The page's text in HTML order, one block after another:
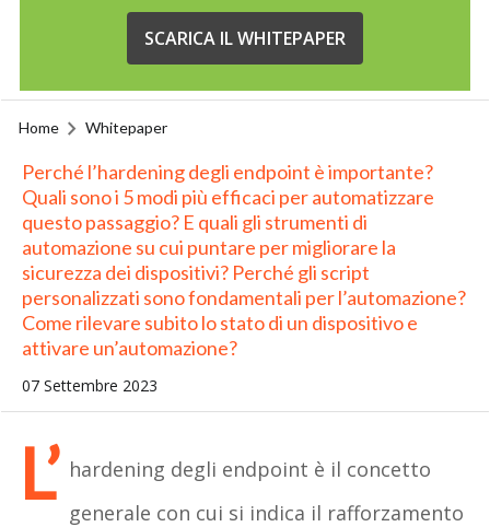
SCARICA IL WHITEPAPER
Home Whitepaper
Perché l’hardening degli endpoint è importante?
Quali sono i 5 modi più efficaci per automatizzare
questo passaggio? E quali gli strumenti di
automazione su cui puntare per migliorare la
sicurezza dei dispositivi? Perché gli script
personalizzati sono fondamentali per l’automazione?
Come rilevare subito lo stato di un dispositivo e
attivare un’automazione?
07 Settembre 2023
L’ hardening degli endpoint è il concetto
generale con cui si indica il rafforzamento